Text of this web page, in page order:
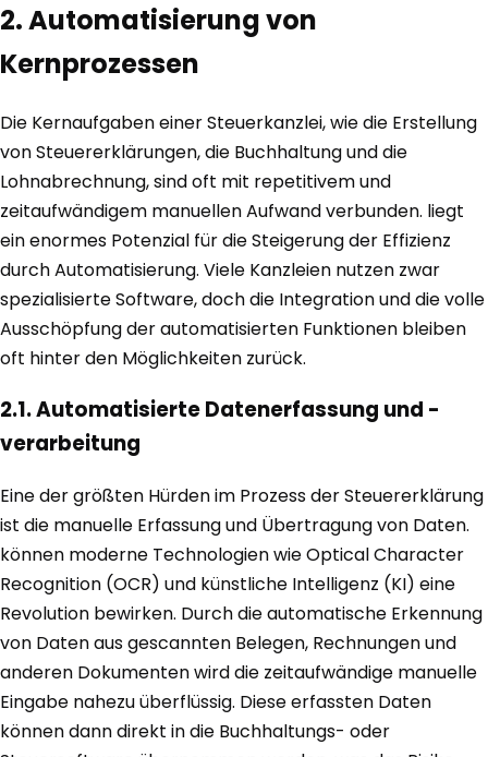
2. Automatisierung von
Kernprozessen
Die Kernaufgaben einer Steuerkanzlei, wie die Erstellung
von Steuererklärungen, die Buchhaltung und die
Lohnabrechnung, sind oft mit repetitivem und
zeitaufwändigem manuellen Aufwand verbunden. liegt
ein enormes Potenzial für die Steigerung der Effizienz
durch Automatisierung. Viele Kanzleien nutzen zwar
spezialisierte Software, doch die Integration und die volle
Ausschöpfung der automatisierten Funktionen bleiben
oft hinter den Möglichkeiten zurück.
2.1. Automatisierte Datenerfassung und -
verarbeitung
Eine der größten Hürden im Prozess der Steuererklärung
ist die manuelle Erfassung und Übertragung von Daten.
können moderne Technologien wie Optical Character
Recognition (OCR) und künstliche Intelligenz (KI) eine
Revolution bewirken. Durch die automatische Erkennung
von Daten aus gescannten Belegen, Rechnungen und
anderen Dokumenten wird die zeitaufwändige manuelle
Eingabe nahezu überflüssig. Diese erfassten Daten
können dann direkt in die Buchhaltungs- oder